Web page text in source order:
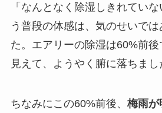
「なんとなく除湿しきれてい
う普段の体感は、気のせいで
た。エアリーの除湿は60%前
見えて、ようやく腑に落ちまし
ちなみにこの60%前後、 梅雨が